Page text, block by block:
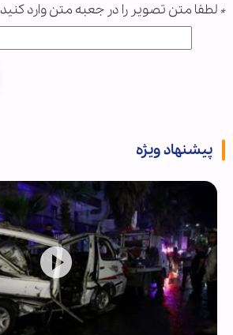
* لطفا متن تصویر را در جعبه متن وارد کنید
پیشنهاد ویژه